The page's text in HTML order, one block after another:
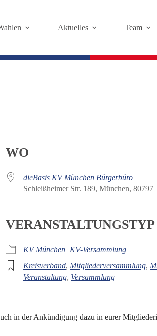
Aktuelles Team
WO
dieBasis KV München Bürgerbüro
Schleißheimer Str. 189, München, 80797
VERANSTALTUNGSTYP
KV München KV-Versammlung
Kreisverband, Mitgliederversammlung,
Veranstaltung, Versammlung
in der Ankündigung dazu in eurer